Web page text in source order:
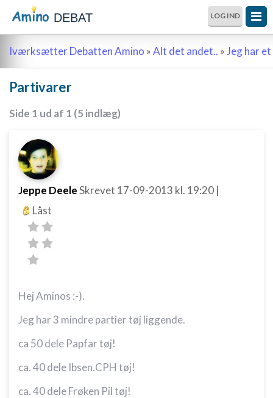
DEBAT LOG IND
Iværksætter Debatten Amino »Alt det andet.. »Jeg har
Partivarer
Side 1 ud af 1 (5 indlæg)
Jeppe DeeleSkrevet 17-09-2013 kl. 19:20 |
Låst
Hej Aminos :-).
Jeg har 3 mindre partier tøj liggende.
ca 50 dele Papfar tøj!
ca. 40 dele Ibsen.CPH tøj!
ca. 40 dele Frøken Pil tøj!